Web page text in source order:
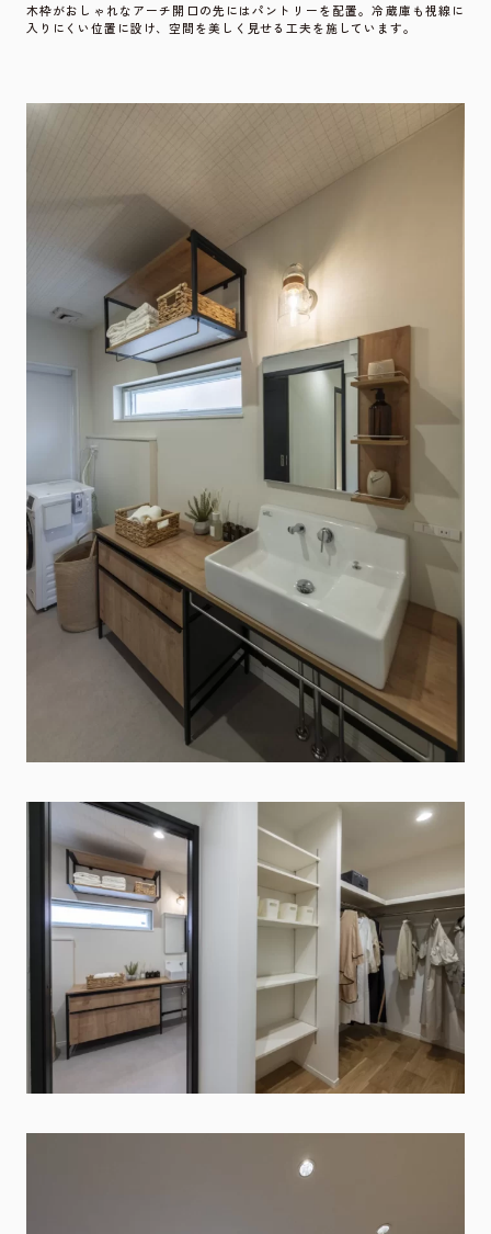
木枠がおしゃれなアーチ開口の先にはパントリーを配置。冷蔵庫も視線に
入りにくい位置に設け、空間を美しく見せる工夫を施しています。